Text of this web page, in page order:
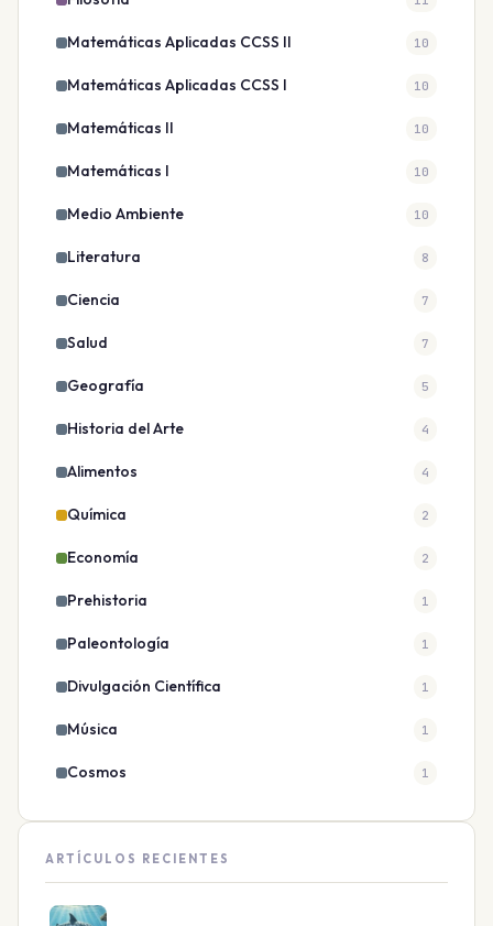
Matemáticas Aplicadas CCSS II 10
Matemáticas Aplicadas CCSS I 10
Matemáticas II 10
Matemáticas I 10
Medio Ambiente 10
Literatura 8
Ciencia 7
Salud 7
Geografía 5
Historia del Arte 4
Alimentos 4
Química 2
Economía 2
Prehistoria 1
Paleontología 1
Divulgación Científica 1
Música 1
Cosmos 1
ARTÍCULOS RECIENTES